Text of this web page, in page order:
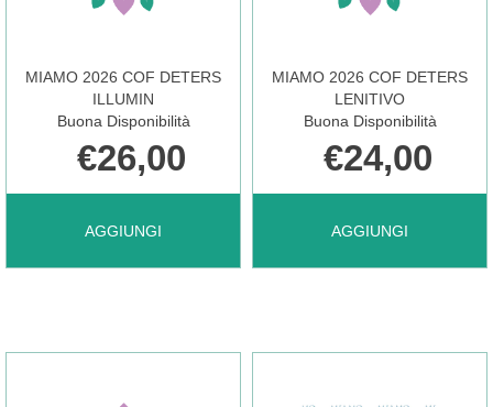
LENI NON
DISPONIBILE
CARRELLO
MIAMO 2026 COF DETERS
ILLUMIN
Buona Disponibilità
€26,00
AGGIUNGI
AGGIUNGI MIAMO
MIAMO 2026 COF DETERS
LENITIVO
Buona Disponibilità
€24,00
AGGIUNGI
AGGIUNGI MIAMO